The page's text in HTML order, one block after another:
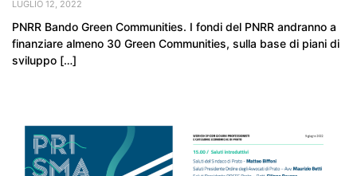
LUGLIO 12, 2022
PNRR Bando Green Communities. I fondi del PNRR andranno a
finanziare almeno 30 Green Communities, sulla base di piani di
sviluppo […]